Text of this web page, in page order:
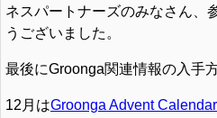
ネスパートナーズのみなさん、
うございました。
最後にGroonga関連情報の入手
12月はGroonga Advent